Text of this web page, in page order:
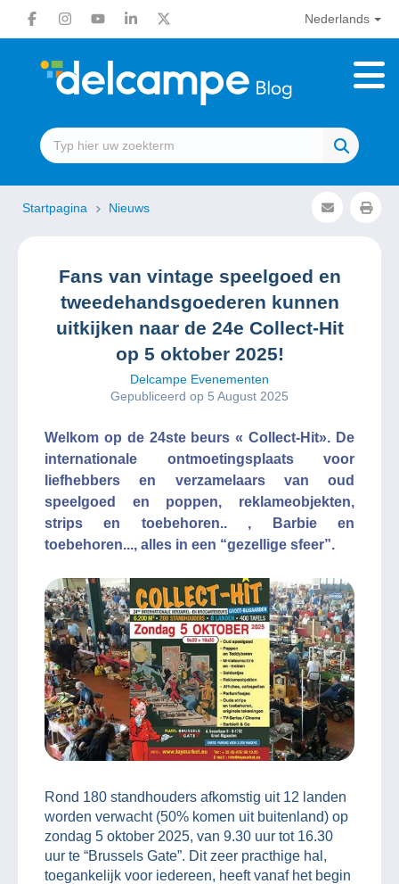
Nederlands
Startpagina Nieuws
Fans van vintage speelgoed en
tweedehandsgoederen kunnen
uitkijken naar de 24e Collect-Hit
op 5 oktober 2025!
Delcampe Evenementen
Gepubliceerd op 5 August 2025
Welkom op de 24ste beurs « Collect-Hit». De
internationale ontmoetingsplaats voor
liefhebbers en verzamelaars van oud
speelgoed en poppen, reklameobjekten,
strips en toebehoren.. , Barbie en
toebehoren..., alles in een “gezellige sfeer”.
Rond 180 standhouders afkomstig uit 12 landen
worden verwacht (50% komen uit buitenland) op
zondag 5 oktober 2025, van 9.30 uur tot 16.30
uur te “Brussels Gate”. Dit zeer practhige hal,
toegankelijk voor iedereen, heeft vanaf het begin